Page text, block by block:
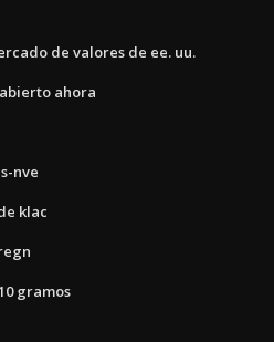
de valores de ee. uu.
ahora
nve
klac
gramos